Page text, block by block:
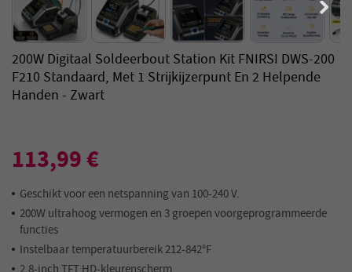
200W Digitaal Soldeerbout Station Kit FNIRSI DWS-200
F210 Standaard, Met 1 Strijkijzerpunt En 2 Helpende
Handen - Zwart
113,99 €
Geschikt voor een netspanning van 100-240 V.
200W ultrahoog vermogen en 3 groepen voorgeprogrammeerde
functies
Instelbaar temperatuurbereik 212-842°F